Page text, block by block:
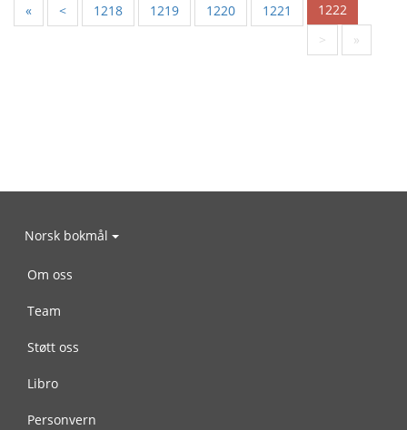
« < 1218 1219 1220 1221
1222
>
»
Norsk bokmål
Om oss
Team
Støtt oss
Libro
Personvern